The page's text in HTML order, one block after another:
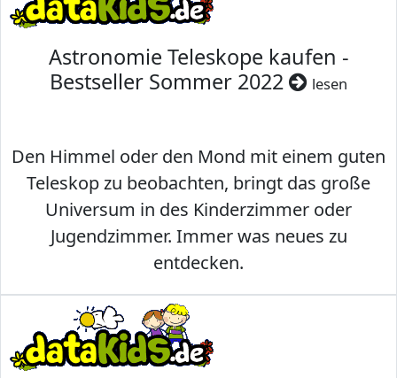
Astronomie Teleskope kaufen -
Bestseller Sommer 2022
lesen
Den Himmel oder den Mond mit einem guten
Teleskop zu beobachten, bringt das große
Universum in des Kinderzimmer oder
Jugendzimmer. Immer was neues zu
entdecken.